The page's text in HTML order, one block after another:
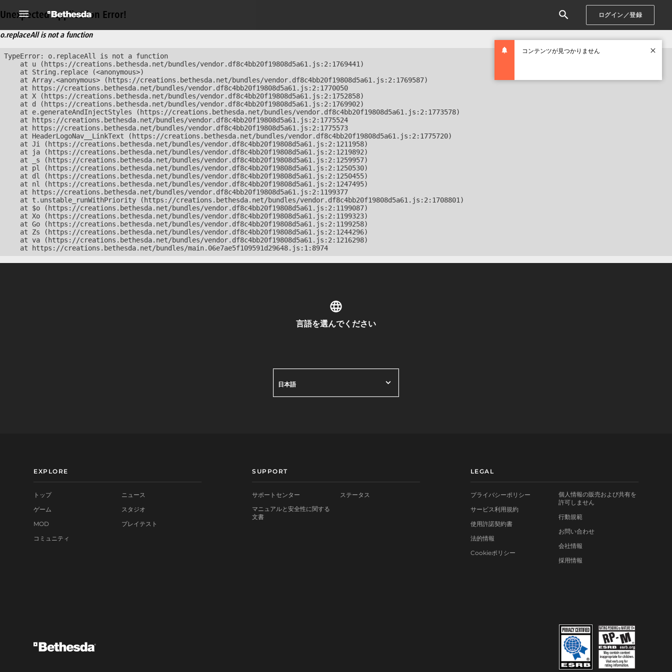
ログイン／登録
コンテンツが見つかりません
Unexpected Application Error!
o.replaceAll is not a function
TypeError: o.replaceAll is not a function
    at u (https://creations.bethesda.net/bundles/vendor.df8c4bb20f19808d5a61.js:2:1769441)
    at String.replace (<anonymous>)
    at Array.<anonymous> (https://creations.bethesda.net/bundles/vendor.df8c4bb20f19808d5a61.js:2:1769587)
    at https://creations.bethesda.net/bundles/vendor.df8c4bb20f19808d5a61.js:2:1770050
    at X (https://creations.bethesda.net/bundles/vendor.df8c4bb20f19808d5a61.js:2:1752858)
    at d (https://creations.bethesda.net/bundles/vendor.df8c4bb20f19808d5a61.js:2:1769902)
    at e.generateAndInjectStyles (https://creations.bethesda.net/bundles/vendor.df8c4bb20f19808d5a61.js:2:1773578)
    at https://creations.bethesda.net/bundles/vendor.df8c4bb20f19808d5a61.js:2:1775524
    at https://creations.bethesda.net/bundles/vendor.df8c4bb20f19808d5a61.js:2:1775573
    at HeaderLogoNav__LinkText (https://creations.bethesda.net/bundles/vendor.df8c4bb20f19808d5a61.js:2:1775720)
    at Ji (https://creations.bethesda.net/bundles/vendor.df8c4bb20f19808d5a61.js:2:1211958)
    at ja (https://creations.bethesda.net/bundles/vendor.df8c4bb20f19808d5a61.js:2:1219892)
    at _s (https://creations.bethesda.net/bundles/vendor.df8c4bb20f19808d5a61.js:2:1259957)
    at pl (https://creations.bethesda.net/bundles/vendor.df8c4bb20f19808d5a61.js:2:1250530)
    at dl (https://creations.bethesda.net/bundles/vendor.df8c4bb20f19808d5a61.js:2:1250455)
    at nl (https://creations.bethesda.net/bundles/vendor.df8c4bb20f19808d5a61.js:2:1247495)
    at https://creations.bethesda.net/bundles/vendor.df8c4bb20f19808d5a61.js:2:1199377
    at t.unstable_runWithPriority (https://creations.bethesda.net/bundles/vendor.df8c4bb20f19808d5a61.js:2:1708801)
    at $o (https://creations.bethesda.net/bundles/vendor.df8c4bb20f19808d5a61.js:2:1199087)
    at Xo (https://creations.bethesda.net/bundles/vendor.df8c4bb20f19808d5a61.js:2:1199323)
    at Go (https://creations.bethesda.net/bundles/vendor.df8c4bb20f19808d5a61.js:2:1199258)
    at Zs (https://creations.bethesda.net/bundles/vendor.df8c4bb20f19808d5a61.js:2:1244296)
    at va (https://creations.bethesda.net/bundles/vendor.df8c4bb20f19808d5a61.js:2:1216298)
    at https://creations.bethesda.net/bundles/main.06e7ae5f109591d29648.js:1:8974
言語を選んでください
日本語
EXPLORE
トップ
ゲーム
MOD
コミュニティ
ニュース
スタジオ
プレイテスト
SUPPORT
サポートセンター
マニュアルと安全性に関する
文書
ステータス
LEGAL
プライバシーポリシー
サービス利用規約
使用許諾契約書
法的情報
Cookieポリシー
個人情報の販売および共有を
許可しません
行動規範
お問い合わせ
会社情報
採用情報